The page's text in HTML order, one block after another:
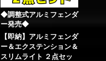
◆調整式アルミフェンダ
ー発売◆
【即納】アルミフェンダ
ー＆エクステンション＆
スリムライト ２点セッ